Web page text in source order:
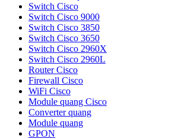
Switch Cisco
Switch Cisco 9000
Switch Cisco 3850
Switch Cisco 3650
Switch Cisco 2960X
Switch Cisco 2960L
Router Cisco
Firewall Cisco
WiFi Cisco
Module quang Cisco
Converter quang
Module quang
GPON